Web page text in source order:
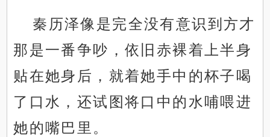
秦历泽像是完全没有意识到方才
那是一番争吵，依旧赤裸着上半身
贴在她身后，就着她手中的杯子喝
了口水，还试图将口中的水哺喂进
她的嘴巴里。